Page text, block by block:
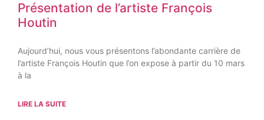
Présentation de l’artiste François
Houtin
Aujourd’hui, nous vous présentons l’abondante carrière de
l’artiste François Houtin que l’on expose à partir du 10 mars
à la
LIRE LA SUITE